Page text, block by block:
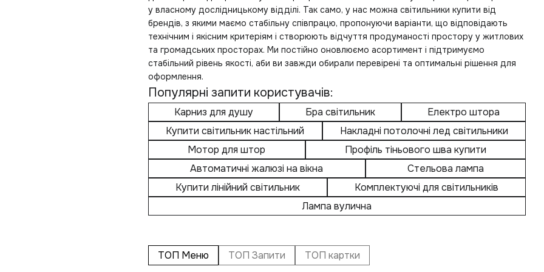
у власному дослідницькому відділі. Так само, у нас можна світильники купити від
брендів, з якими маємо стабільну співпрацю, пропонуючи варіанти, що відповідають
технічним і якісним критеріям і створюють відчуття продуманості простору у житлових
та громадських просторах. Ми постійно оновлюємо асортимент і підтримуємо
стабільний рівень якості, аби ви завжди обирали перевірені та оптимальні рішення для
оформлення.
Популярні запити користувачів:
Карниз для душу Бра світильник
Електро штора
Купити світильник настільний
Накладні потолочні лед світильники
Мотор для штор
Профіль тіньового шва купити
Автоматичні жалюзі на вікна
Стельова лампа
Купити лінійний світильник
Комплектуючі для світильників
Лампа вулична
ТОП Меню ТОП Запити ТОП картки